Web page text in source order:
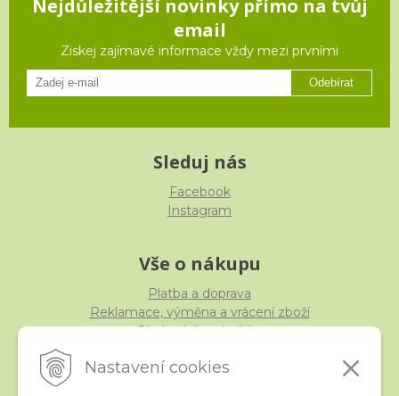
Nastavení cookies
Nejdůležitější novinky přímo na tvůj
email
Ziskej zajímavé informace vždy mezi prvními
Odebírat
Sleduj nás
Facebook
Instagram
Vše o nákupu
Platba a doprava
Reklamace, výměna a vrácení zboží
Obchodní podmínky